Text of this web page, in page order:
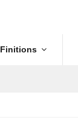
Finitions